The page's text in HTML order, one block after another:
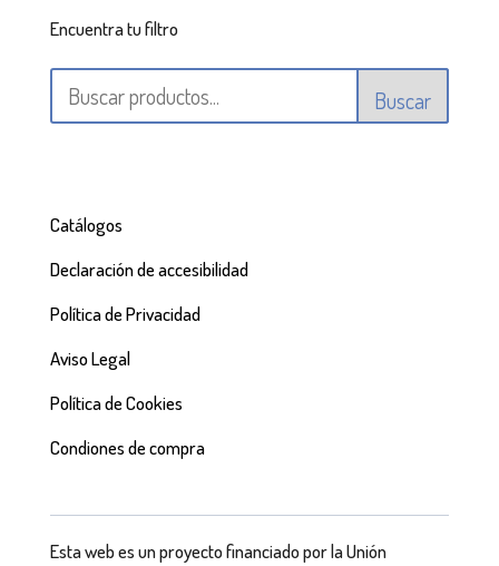
Encuentra tu filtro
Buscar
Catálogos
Declaración de accesibilidad
Política de Privacidad
Aviso Legal
Política de Cookies
Condiones de compra
Esta web es un proyecto financiado por la Unión